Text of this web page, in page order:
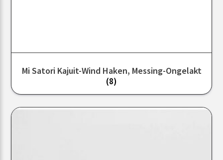
Mi Satori Kajuit-Wind Haken, Messing-Ongelakt
(8)